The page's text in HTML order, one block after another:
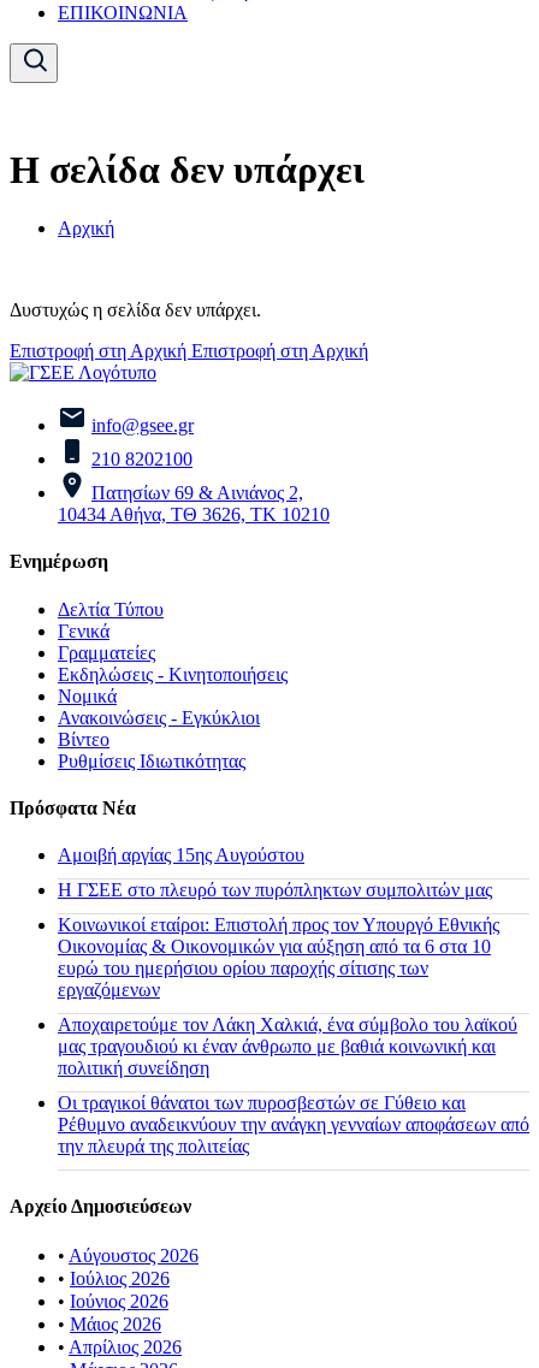
ΕΠΙΚΟΙΝΩΝΙΑ
Η σελίδα δεν υπάρχει
Αρχική
Δυστυχώς η σελίδα δεν υπάρχει.
Επιστροφή στη Αρχική Επιστροφή στη Αρχική
info@gsee.gr
210 8202100
Πατησίων 69 & Αινιάνος 2,
10434 Αθήνα, ΤΘ 3626, ΤΚ 10210
Ενημέρωση
Δελτία Τύπου
Γενικά
Γραμματείες
Εκδηλώσεις - Κινητοποιήσεις
Νομικά
Ανακοινώσεις - Εγκύκλιοι
Βίντεο
Ρυθμίσεις Ιδιωτικότητας
Πρόσφατα Νέα
Αμοιβή αργίας 15ης Αυγούστου
H ΓΣΕΕ στο πλευρό των πυρόπληκτων συμπολιτών μας
Κοινωνικοί εταίροι: Επιστολή προς τον Υπουργό Εθνικής
Οικονομίας & Οικονομικών για αύξηση από τα 6 στα 10
ευρώ του ημερήσιου ορίου παροχής σίτισης των
εργαζόμενων
Αποχαιρετούμε τον Λάκη Χαλκιά, ένα σύμβολο του λαϊκού
μας τραγουδιού κι έναν άνθρωπο με βαθιά κοινωνική και
πολιτική συνείδηση
Οι τραγικοί θάνατοι των πυροσβεστών σε Γύθειο και
Ρέθυμνο αναδεικνύουν την ανάγκη γενναίων αποφάσεων από
την πλευρά της πολιτείας
Αρχείο Δημοσιεύσεων
• Αύγουστος 2026
• Ιούλιος 2026
• Ιούνιος 2026
• Μάιος 2026
• Απρίλιος 2026